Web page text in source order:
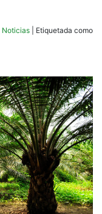
Noticias
Etiquetada como